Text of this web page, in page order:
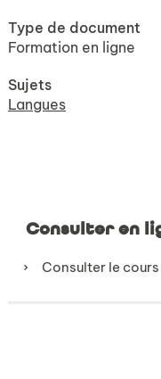
Type de document
Formation en ligne
Sujets
Langues
Consulter en
Consulter le cours